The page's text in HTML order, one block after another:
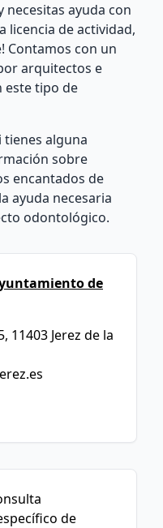
necesitas ayuda con
licencia de actividad,
Contamos con un
arquitectos e
este tipo de
tienes alguna
sobre
encantados de
ayuda necesaria
odontológico.
de
11403 Jerez de la
de